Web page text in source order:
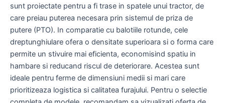
sunt proiectate pentru a fi trase in spatele unui tractor, de
care preiau puterea necesara prin sistemul de priza de
putere (PTO). In comparatie cu balotiile rotunde, cele
dreptunghiulare ofera o densitate superioara si o forma care
permite un stivuire mai eficienta, economisind spatiu in
hambare si reducand riscul de deteriorare. Acestea sunt
ideale pentru ferme de dimensiuni medii si mari care
prioritizeaza logistica si calitatea furajului. Pentru o selectie